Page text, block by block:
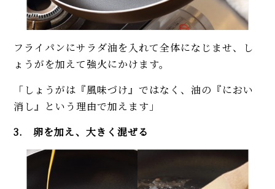
フライパンにサラダ油を入れて全体になじませ、し
ょうがを加えて強火にかけます。
「しょうがは『風味づけ』ではなく、油の『におい
消し』という理由で加えます」
3. 卵を加え、大きく混ぜる